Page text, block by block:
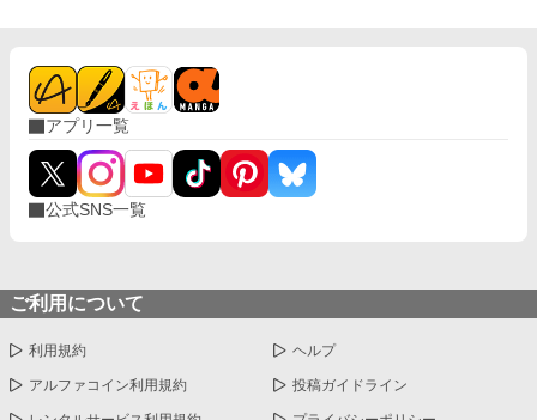
アプリ一覧
公式SNS一覧
ご利用について
利用規約 ヘルプ
アルファコイン利用規約 投稿ガイドライン